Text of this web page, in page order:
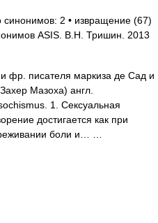
2 • извращение (67)
ASIS. В.Н. Тришин. 2013
фр. писателя маркиза де Сад и
Мазоха) англ.
1. Сексуальная
достигается как при
боли и… …